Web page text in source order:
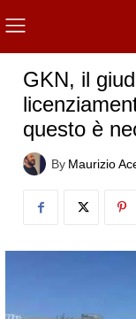
GKN, il
questo è
By Maurizio